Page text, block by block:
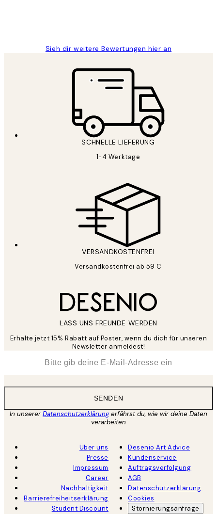
Sieh dir weitere Bewertungen hier an
SCHNELLE LIEFERUNG
1-4 Werktage
VERSANDKOSTENFREI
Versandkostenfrei ab 59 €
LASS UNS FREUNDE WERDEN
Erhalte jetzt 15% Rabatt auf Poster, wenn du dich für unseren
Newsletter anmeldest!
SENDEN
In unsererDatenschutzerklärungerfährst du, wie wir deine Daten
verarbeiten
Über uns
Presse
Impressum
Career
Nachhaltigkeit
Barrierefreiheitserklärung
Student Discount
Desenio Art Advice
Kundenservice
Auftragsverfolgung
AGB
Datenschutzerklärung
Cookies
Stornierungsanfrage